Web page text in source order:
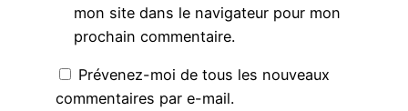
mon site dans le navigateur pour mon
prochain commentaire.
Prévenez-moi de tous les nouveaux
commentaires par e-mail.